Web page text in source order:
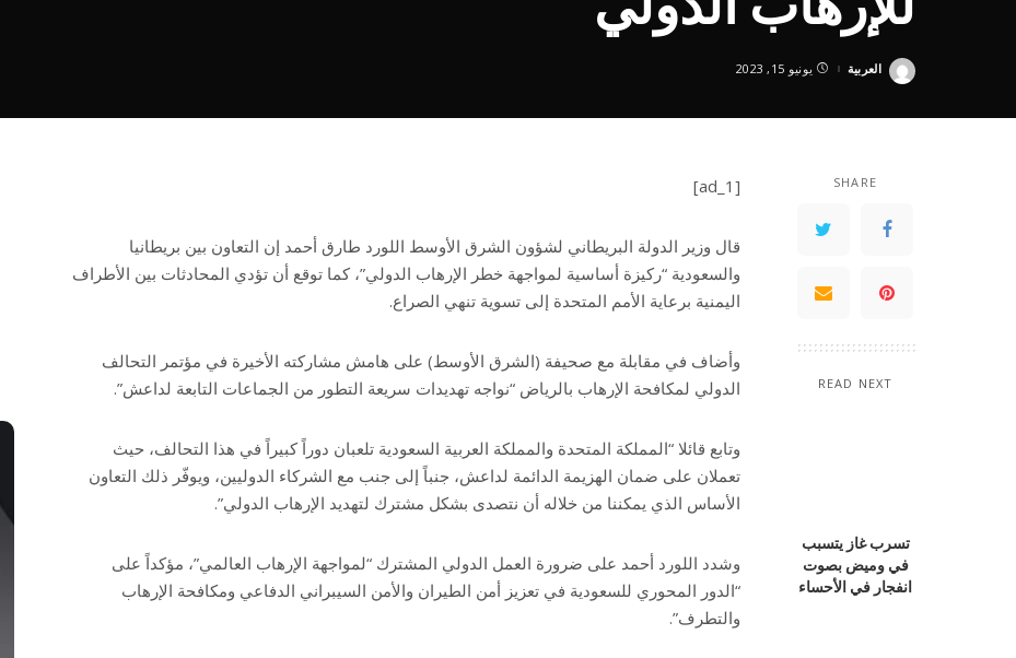
Posted
العربية يونيو 15, 2023
SHARE
READ NEXT
تسرب غاز يتسبب
في وميض بصوت
انفجار في الأحساء
[ad_1]
قال وزير الدولة البريطاني لشؤون الشرق الأوسط اللورد طارق أحمد إن التعاون بين بريطانيا
والسعودية “ركيزة أساسية لمواجهة خطر الإرهاب الدولي”، كما توقع أن تؤدي المحادثات بين الأطراف
اليمنية برعاية الأمم المتحدة إلى تسوية تنهي الصراع.
وأضاف في مقابلة مع صحيفة (الشرق الأوسط) على هامش مشاركته الأخيرة في مؤتمر التحالف
الدولي لمكافحة الإرهاب بالرياض “نواجه تهديدات سريعة التطور من الجماعات التابعة لداعش”.
وتابع قائلا “المملكة المتحدة والمملكة العربية السعودية تلعبان دوراً كبيراً في هذا التحالف، حيث
تعملان على ضمان الهزيمة الدائمة لداعش، جنباً إلى جنب مع الشركاء الدوليين، ويوفّر ذلك التعاون
الأساس الذي يمكننا من خلاله أن نتصدى بشكل مشترك لتهديد الإرهاب الدولي”.
وشدد اللورد أحمد على ضرورة العمل الدولي المشترك “لمواجهة الإرهاب العالمي”، مؤكداً على
“الدور المحوري للسعودية في تعزيز أمن الطيران والأمن السيبراني الدفاعي ومكافحة الإرهاب
والتطرف”.